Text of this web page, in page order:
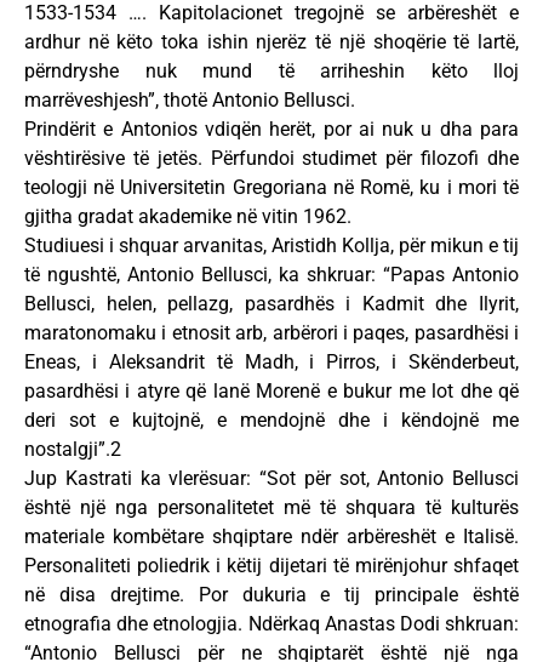
1533-1534 …. Kapitolacionet tregojnë se arbëreshët e
ardhur në këto toka ishin njerëz të një shoqërie të lartë,
përndryshe nuk mund të arriheshin këto lloj
marrëveshjesh”, thotë Antonio Bellusci.
Prindërit e Antonios vdiqën herët, por ai nuk u dha para
vështirësive të jetës. Përfundoi studimet për filozofi dhe
teologji në Universitetin Gregoriana në Romë, ku i mori të
gjitha gradat akademike në vitin 1962.
Studiuesi i shquar arvanitas, Aristidh Kollja, për mikun e tij
të ngushtë, Antonio Bellusci, ka shkruar: “Papas Antonio
Bellusci, helen, pellazg, pasardhës i Kadmit dhe Ilyrit,
maratonomaku i etnosit arb, arbërori i paqes, pasardhësi i
Eneas, i Aleksandrit të Madh, i Pirros, i Skënderbeut,
pasardhësi i atyre që lanë Morenë e bukur me lot dhe që
deri sot e kujtojnë, e mendojnë dhe i këndojnë me
nostalgji”.2
Jup Kastrati ka vlerësuar: “Sot për sot, Antonio Bellusci
është një nga personalitetet më të shquara të kulturës
materiale kombëtare shqiptare ndër arbëreshët e Italisë.
Personaliteti poliedrik i këtij dijetari të mirënjohur shfaqet
në disa drejtime. Por dukuria e tij principale është
etnografia dhe etnologjia. Ndërkaq Anastas Dodi shkruan:
“Antonio Bellusci për ne shqiptarët është një nga